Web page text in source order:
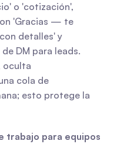
o 'cotización',
'Gracias — te
detalles' y
DM para leads.
oculta
cola de
esto protege la
trabajo para equipos